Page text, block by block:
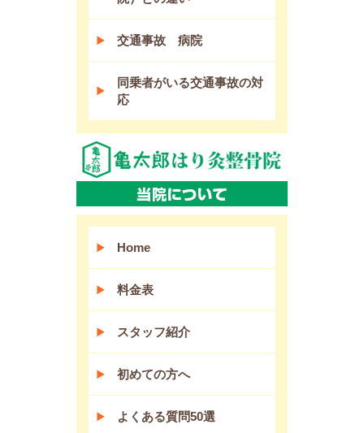
交通事故 病院
同乗者がいる交通事故の対
応
Home
料金表
スタッフ紹介
初めての方へ
よくある質問50選